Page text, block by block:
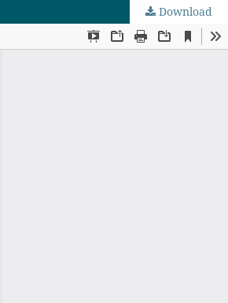
Download